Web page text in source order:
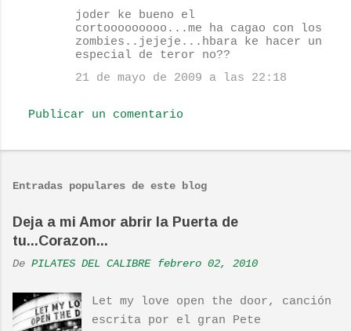
t
r
s
joder ke bueno el
cortooooooooo...me ha cagao con los
zombies..jejeje...hbara ke hacer un
especial de teror no??
21 de mayo de 2009 a las 22:18
Publicar un comentario
Entradas populares de este blog
Deja a mi Amor abrir la Puerta de
tu...Corazon...
De PILATES DEL CALIBRE febrero 02, 2010
Let my love open the door, canción
escrita por el gran Pete